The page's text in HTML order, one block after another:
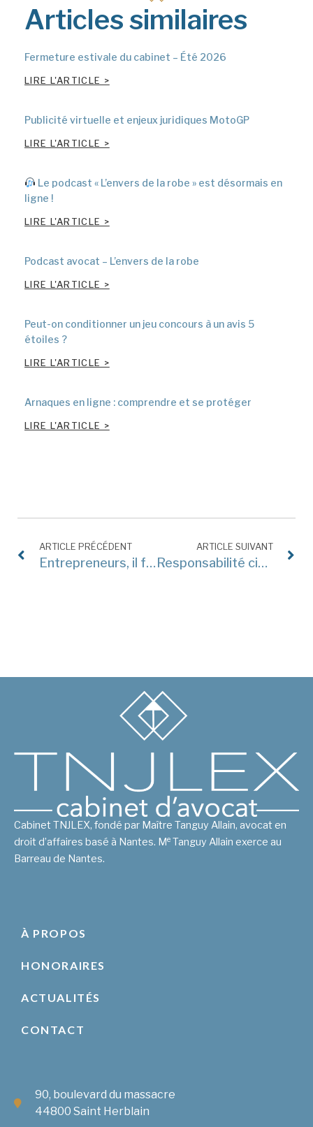
Articles similaires
Fermeture estivale du cabinet – Été 2026
LIRE L'ARTICLE >
Publicité virtuelle et enjeux juridiques MotoGP
LIRE L'ARTICLE >
Le podcast « L’envers de la robe » est désormais en
ligne !
LIRE L'ARTICLE >
Podcast avocat – L’envers de la robe
LIRE L'ARTICLE >
Peut-on conditionner un jeu concours à un avis 5
étoiles ?
LIRE L'ARTICLE >
Arnaques en ligne : comprendre et se protéger
LIRE L'ARTICLE >
ARTICLE PRÉCÉDENT
Entrepreneurs, il faut déclarer un statut pour votre conjoint !
ARTICLE SUIVANT
Responsabilité civile et intelligence artificielle : séminaire international
Cabinet TNJLEX, fondé par Maître Tanguy Allain, avocat en
droit d’affaires basé à Nantes. Me Tanguy Allain exerce au
Barreau de Nantes.
À PROPOS
HONORAIRES
ACTUALITÉS
CONTACT
90, boulevard du massacre
44800 Saint Herblain